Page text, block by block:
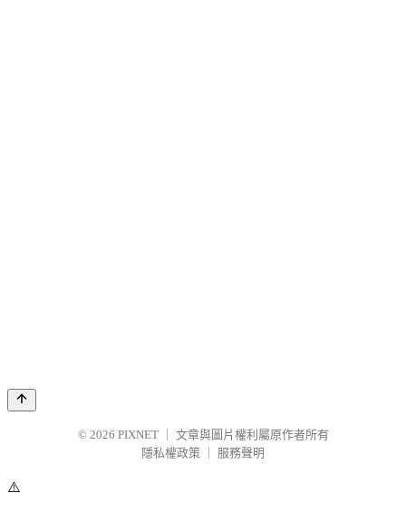
© 2026 PIXNET
文章與圖片權利屬原作者所有
隱私權政策
服務聲明
⚠️